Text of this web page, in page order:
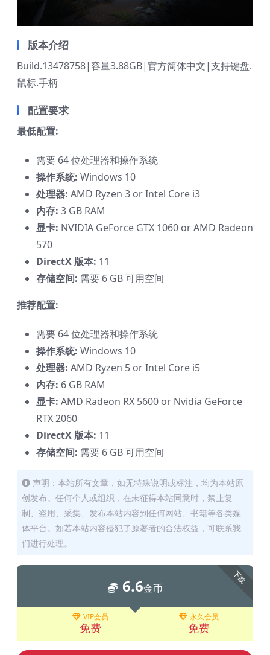
版本介绍
Build.13478758|容量3.88GB|官方简体中文|支持键盘.
鼠标.手柄
配置要求
最低配置:
需要 64 位处理器和操作系统
操作系统: Windows 10
处理器: AMD Ryzen 3 or Intel Core i3
内存: 3 GB RAM
显卡: NVIDIA GeForce GTX 1060 or AMD Radeon
570
DirectX 版本: 11
存储空间: 需要 6 GB 可用空间
推荐配置:
需要 64 位处理器和操作系统
操作系统: Windows 10
处理器: AMD Ryzen 5 or Intel Core i5
内存: 6 GB RAM
显卡: AMD Radeon RX 5600 or Nvidia GeForce
RTX 2060
DirectX 版本: 11
存储空间: 需要 6 GB 可用空间
声明：本站所有文章，如无特殊说明或标注，均为本站原
创发布。任何个人或组织，在未征得本站同意时，禁止复
制、盗用、采集、发布本站内容到任何网站、书籍等各类媒
体平台。如若本站内容侵犯了原著者的合法权益，可联系我
们进行处理。
下载
6.6金币
VIP会员
免费
永久会员
免费